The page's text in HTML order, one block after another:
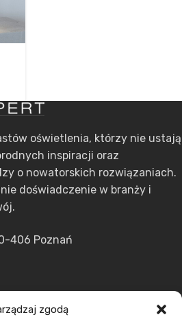
zgodą
oświetlenia, którzy nie ustają
inspiracji oraz
o nowatorskich rozwiązaniach.
doświadczenie w branży i
406 Poznań